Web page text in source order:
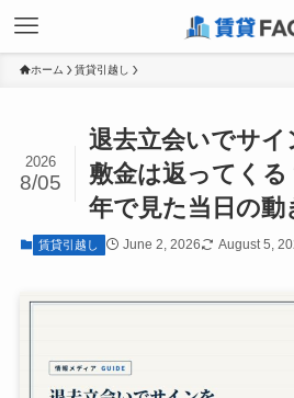
ホーム 賃貸引越し
退去立会いでサイ
敷金は返ってくる
年で見た当日の動
2026
8/05
賃貸引越し June 2, 2026 August 5,